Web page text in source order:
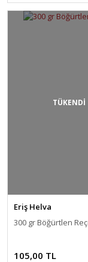
TÜKENDİ
Eriş Helva
300 gr Böğürtlen
105,00 TL